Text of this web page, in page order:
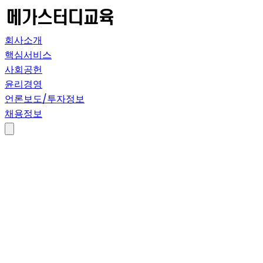
회사소개
핵심서비스
사회공헌
윤리경영
언론보도/투자정보
채용정보